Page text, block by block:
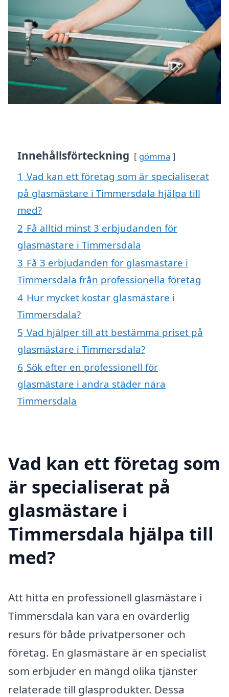
Innehållsförteckning gömma
1 Vad kan ett företag som är specialiserat
på glasmästare i Timmersdala hjälpa till
med?
2 Få alltid minst 3 erbjudanden för
glasmästare i Timmersdala
3 Få 3 erbjudanden för glasmästare i
Timmersdala från professionella företag
4 Hur mycket kostar glasmästare i
Timmersdala?
5 Vad hjälper till att bestämma priset på
glasmästare i Timmersdala?
6 Sök efter en professionell för
glasmästare i andra städer nära
Timmersdala
Vad kan ett företag som
är specialiserat på
glasmästare i
Timmersdala hjälpa till
med?
Att hitta en professionell glasmästare i
Timmersdala kan vara en ovärderlig
resurs för både privatpersoner och
företag. En glasmästare är en specialist
som erbjuder en mängd olika tjänster
relaterade till glasprodukter. Dessa